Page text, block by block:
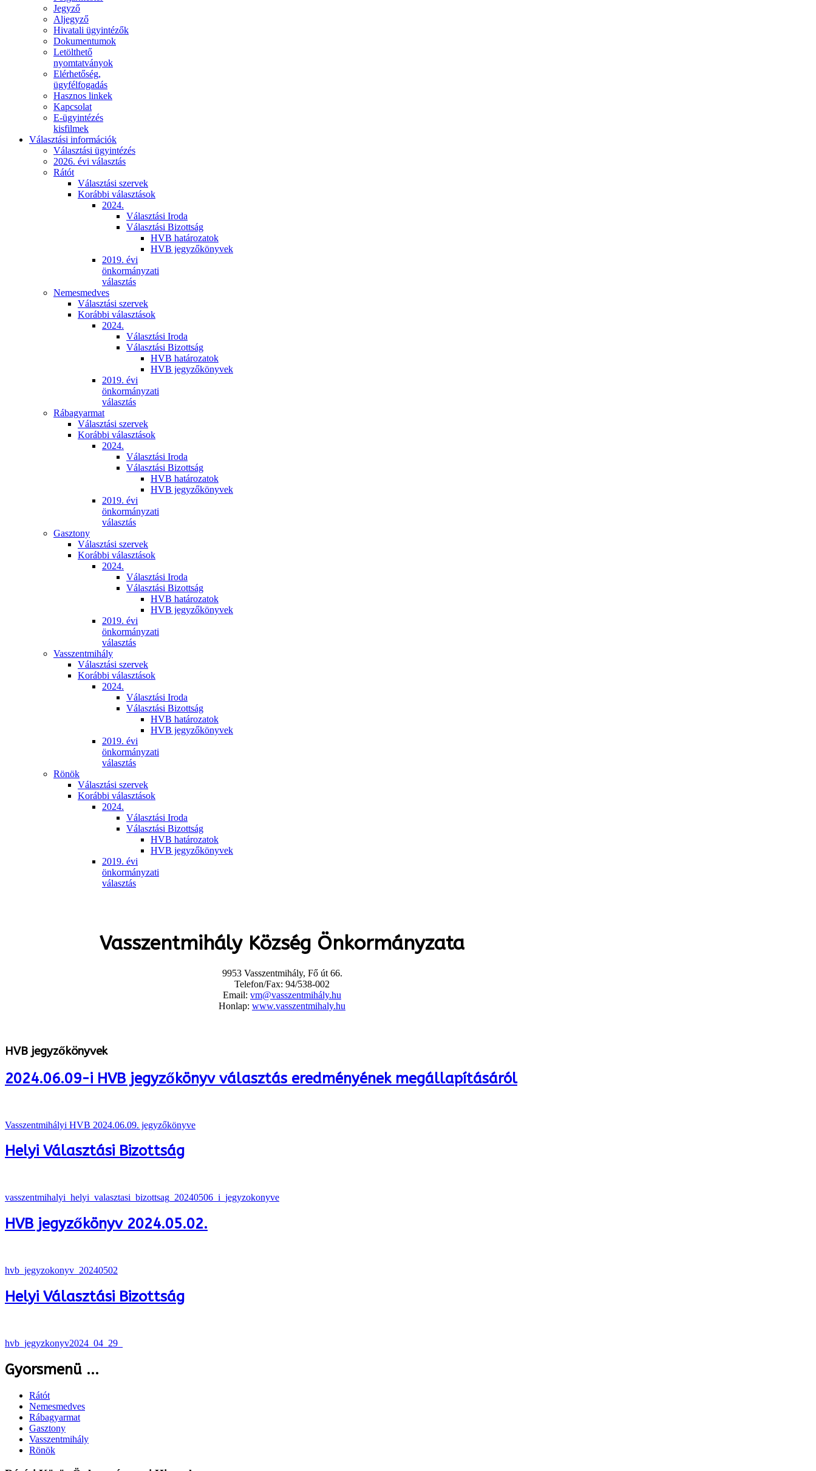
Jegyző
Aljegyző
Hivatali ügyintézők
Dokumentumok
Letölthető
nyomtatványok
Elérhetőség,
ügyfélfogadás
Hasznos linkek
Kapcsolat
E-ügyintézés
kisfilmek
Választási információk
Választási ügyintézés
2026. évi választás
Rátót
Választási szervek
Korábbi választások
2024.
Választási Iroda
Választási Bizottság
HVB határozatok
HVB jegyzőkönyvek
2019. évi
önkormányzati
választás
Nemesmedves
Választási szervek
Korábbi választások
2024.
Választási Iroda
Választási Bizottság
HVB határozatok
HVB jegyzőkönyvek
2019. évi
önkormányzati
választás
Rábagyarmat
Választási szervek
Korábbi választások
2024.
Választási Iroda
Választási Bizottság
HVB határozatok
HVB jegyzőkönyvek
2019. évi
önkormányzati
választás
Gasztony
Választási szervek
Korábbi választások
2024.
Választási Iroda
Választási Bizottság
HVB határozatok
HVB jegyzőkönyvek
2019. évi
önkormányzati
választás
Vasszentmihály
Választási szervek
Korábbi választások
2024.
Választási Iroda
Választási Bizottság
HVB határozatok
HVB jegyzőkönyvek
2019. évi
önkormányzati
választás
Rönök
Választási szervek
Korábbi választások
2024.
Választási Iroda
Választási Bizottság
HVB határozatok
HVB jegyzőkönyvek
2019. évi
önkormányzati
választás
Vasszentmihály Község Önkormányzata
9953 Vasszentmihály, Fő út 66.
Telefon/Fax: 94/538-002
Email: vm@vasszentmihály.hu
Honlap: www.vasszentmihaly.hu
HVB jegyzőkönyvek
2024.06.09-i HVB jegyzőkönyv választás eredményének megállapításáról
Vasszentmihályi HVB 2024.06.09. jegyzőkönyve
Helyi Választási Bizottság
vasszentmihalyi_helyi_valasztasi_bizottsag_20240506_i_jegyzokonyve
HVB jegyzőkönyv 2024.05.02.
hvb_jegyzokonyv_20240502
Helyi Választási Bizottság
hvb_jegyzkonyv2024_04_29_
Gyorsmenü ...
Rátót
Nemesmedves
Rábagyarmat
Gasztony
Vasszentmihály
Rönök